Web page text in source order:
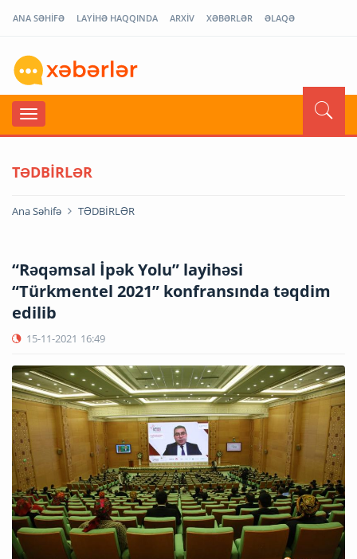
ANA SƏHİFƏ LAYİHƏ HAQQINDA ARXİV XƏBƏRLƏR ƏLAQƏ
TƏDBİRLƏR
Ana Səhifə TƏDBİRLƏR
“Rəqəmsal İpək Yolu” layihəsi
“Türkmentel 2021” konfransında təqdim
edilib
15-11-2021 16:49